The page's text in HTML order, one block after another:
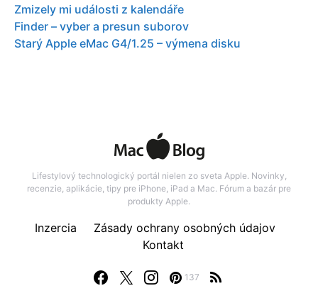
Zmizely mi události z kalendáře
Finder – vyber a presun suborov
Starý Apple eMac G4/1.25 – výmena disku
Lifestylový technologický portál nielen zo sveta Apple. Novinky,
recenzie, aplikácie, tipy pre iPhone, iPad a Mac. Fórum a bazár pre
produkty Apple.
137
Inzercia
Zásady ochrany osobných údajov
Kontakt